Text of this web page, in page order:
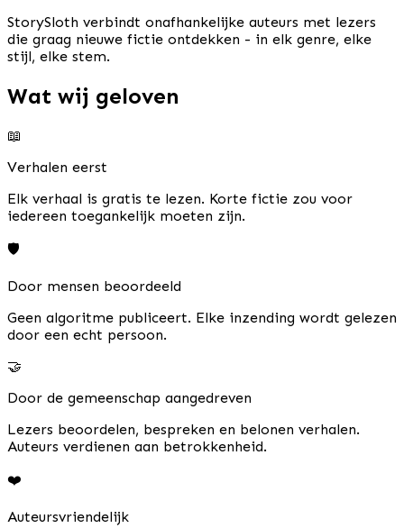
StorySloth verbindt onafhankelijke auteurs met lezers
die graag nieuwe fictie ontdekken - in elk genre, elke
stijl, elke stem.
Wat wij geloven
📖
Verhalen eerst
Elk verhaal is gratis te lezen. Korte fictie zou voor
iedereen toegankelijk moeten zijn.
🛡️
Door mensen beoordeeld
Geen algoritme publiceert. Elke inzending wordt gelezen
door een echt persoon.
🤝
Door de gemeenschap aangedreven
Lezers beoordelen, bespreken en belonen verhalen.
Auteurs verdienen aan betrokkenheid.
❤️
Auteursvriendelijk